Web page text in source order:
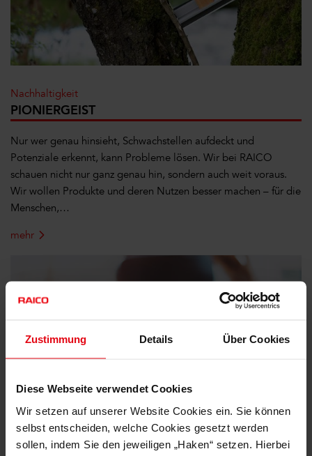
Zustimmung Details Über Cookies
Diese Webseite verwendet Cookies
Wir setzen auf unserer Website Cookies ein. Sie können
selbst entscheiden, welche Cookies gesetzt werden
sollen, indem Sie den jeweiligen „Haken“ setzen. Hierbei
Nachhaltigkeit
PIONIERGEIST
Nur wer genau hinsieht, Schwachstellen aufdeckt und
Potenziale erkennt, kann Probleme lösen. Wir bei RAICO
schauen nicht nur ganz genau hin, sondern auch weit voraus.
Wir wollen Produkte und deren Nutzen besser machen – für die
Menschen,…
mehr